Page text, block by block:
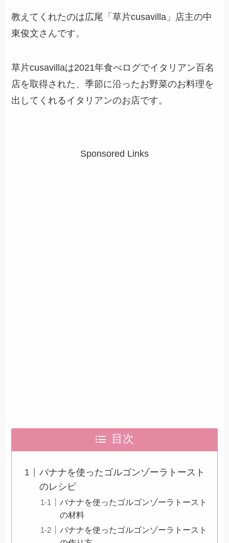
教えてくれたのは広尾「草片cusavilla」店主の中
東俊文さんです。
草片cusavillaは2021年食べログでイタリアン百名
店を取得された、季節に沿ったお野菜のお料理を
出してくれるイタリアンのお店です。
Sponsored Links
目次
バナナを使ったゴルゴンゾーラトースト
のレシピ
バナナを使ったゴルゴンゾーラトースト
の材料
バナナを使ったゴルゴンゾーラトースト